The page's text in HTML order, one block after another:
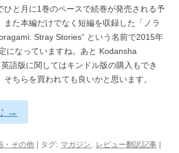
ひと月に1巻のペースで続巻が発売される予
また本編だけでなく短編を収録した「ノラ
Stray Stories” という名前で2015年
になっていますね。あと Kodansha
語版に関してはキンドル版の購入もでき
そちらを買われても良いかと思います。
→
・その他 | タグ: マガジン, レビュー翻訳記事